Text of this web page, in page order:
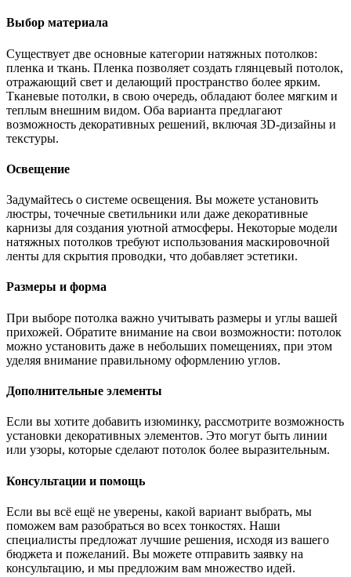
Выбор материала
Существует две основные категории натяжных потолков:
пленка и ткань. Пленка позволяет создать глянцевый потолок,
отражающий свет и делающий пространство более ярким.
Тканевые потолки, в свою очередь, обладают более мягким и
теплым внешним видом. Оба варианта предлагают
возможность декоративных решений, включая 3D-дизайны и
текстуры.
Освещение
Задумайтесь о системе освещения. Вы можете установить
люстры, точечные светильники или даже декоративные
карнизы для создания уютной атмосферы. Некоторые модели
натяжных потолков требуют использования маскировочной
ленты для скрытия проводки, что добавляет эстетики.
Размеры и форма
При выборе потолка важно учитывать размеры и углы вашей
прихожей. Обратите внимание на свои возможности: потолок
можно установить даже в небольших помещениях, при этом
уделяя внимание правильному оформлению углов.
Дополнительные элементы
Если вы хотите добавить изюминку, рассмотрите возможность
установки декоративных элементов. Это могут быть линии
или узоры, которые сделают потолок более выразительным.
Консультации и помощь
Если вы всё ещё не уверены, какой вариант выбрать, мы
поможем вам разобраться во всех тонкостях. Наши
специалисты предложат лучшие решения, исходя из вашего
бюджета и пожеланий. Вы можете отправить заявку на
консультацию, и мы предложим вам множество идей.